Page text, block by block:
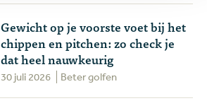
Gewicht op je voorste voet bij het
chippen en pitchen: zo check je
dat heel nauwkeurig
30 juli 2026 Beter golfen